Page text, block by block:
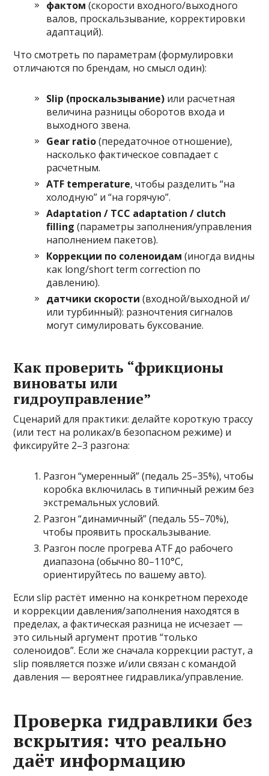
фактом (скорости входного/выходного
валов, проскальзывание, корректировки
адаптаций).
Что смотреть по параметрам (формулировки
отличаются по брендам, но смысл один):
Slip (проскальзывание) или расчетная
величина разницы оборотов входа и
выходного звена.
Gear ratio(передаточное отношение),
насколько фактическое совпадает с
расчетным.
ATF temperature, чтобы разделить “на
холодную” и “на горячую”.
Adaptation / TCC adaptation / clutch
filling (параметры заполнения/управления
наполнением пакетов).
Коррекции по соленоидам (иногда видны
как long/short term correction по
давлению).
датчики скорости (входной/выходной и/
или турбинный): разночтения сигналов
могут симулировать буксование.
Как проверить “фрикционы
виноваты или
гидроуправление”
Сценарий для практики: делайте короткую трассу
(или тест на роликах/в безопасном режиме) и
фиксируйте 2–3 разгона:
Разгон “умеренный” (педаль 25–35%), чтобы
коробка включилась в типичный режим без
экстремальных условий.
Разгон “динамичный” (педаль 55–70%),
чтобы проявить проскальзывание.
Разгон после прогрева ATF до рабочего
диапазона (обычно 80–110°C,
ориентируйтесь по вашему авто).
Если slip растёт именно на конкретном переходе
и коррекции давления/заполнения находятся в
пределах, а фактическая разница не исчезает —
это сильный аргумент против “только
соленоидов”. Если же сначала коррекции растут, а
slip появляется позже и/или связан с командой
давления — вероятнее гидравлика/управление.
Проверка гидравлики без
вскрытия: что реально
даёт информацию